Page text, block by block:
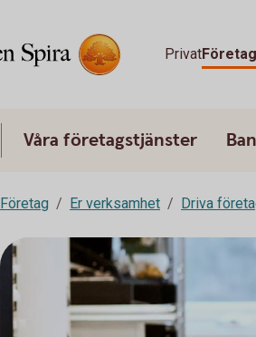
PrivatFöretag
Våra företagstjänster
Företag Er verksamhet Driva